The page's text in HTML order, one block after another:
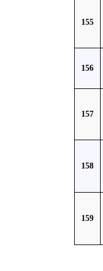
155
156
157
158
159